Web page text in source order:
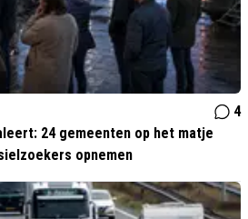
4
24 gemeenten op het matje
opnemen